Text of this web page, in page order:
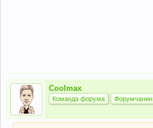
Coolmax
Команда форума Форумчанин